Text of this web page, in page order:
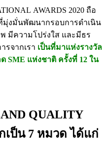
AWARDS 2020 ถือ
มุ่งมั่นพัฒนากรอบการดำเนิน
มีความโปร่งใส และมีธร
รจากเรา เป็นที่มาแห่งรางวัล
SME แห่งชาติ ครั้งที่ 12 ใน
QUALITY
เป็น 7 หมวด ได้แก่